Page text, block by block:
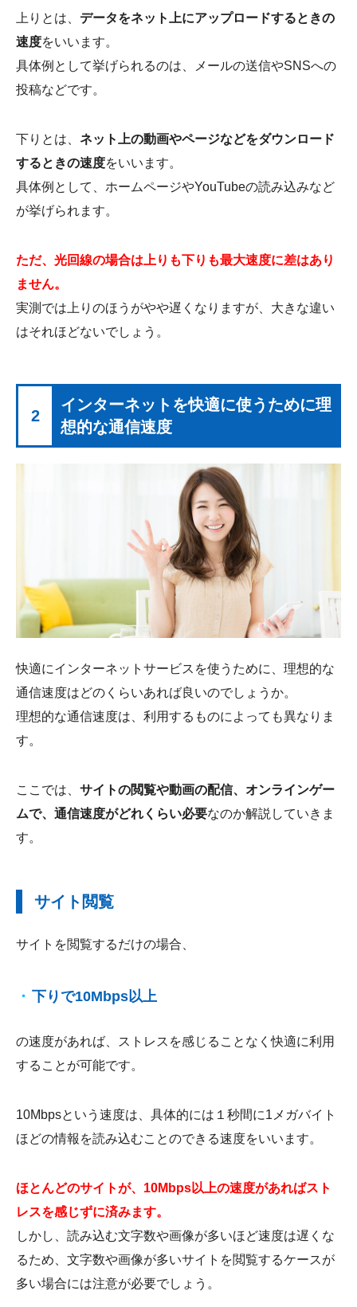
上りとは、 データをネット上にアップロードするときの
速度をいいます。
具体例として挙げられるのは、メールの送信やSNSへの
投稿などです。
下りとは、 ネット上の動画やページなどをダウンロード
するときの速度をいいます。
具体例として、ホームページやYouTubeの読み込みなど
が挙げられます。
ただ、光回線の場合は上りも下りも最大速度に差はあり
ません。
実測では上りのほうがやや遅くなりますが、大きな違い
はそれほどないでしょう。
2
インターネットを快適に使うために理
想的な通信速度
快適にインターネットサービスを使うために、理想的な
通信速度はどのくらいあれば良いのでしょうか。
理想的な通信速度は、利用するものによっても異なりま
す。
ここでは、 サイトの閲覧や動画の配信、オンラインゲー
ムで、通信速度がどれくらい必要なのか解説していきま
す。
サイト閲覧
サイトを閲覧するだけの場合、
下りで10Mbps以上
の速度があれば、ストレスを感じることなく快適に利用
することが可能です。
10Mbpsという速度は、具体的には１秒間に1メガバイト
ほどの情報を読み込むことのできる速度をいいます。
ほとんどのサイトが、10Mbps以上の速度があればスト
レスを感じずに済みます。
しかし、読み込む文字数や画像が多いほど速度は遅くな
るため、文字数や画像が多いサイトを閲覧するケースが
多い場合には注意が必要でしょう。